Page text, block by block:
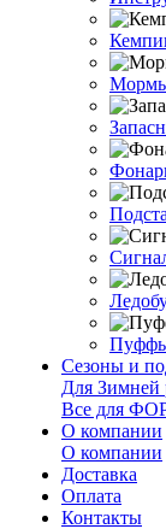
Сезоны и
Для Зимней
Все для
О компании
О компании
Доставка
Оплата
Контакты